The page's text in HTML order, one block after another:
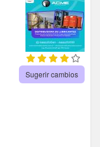
Sugerir cambios